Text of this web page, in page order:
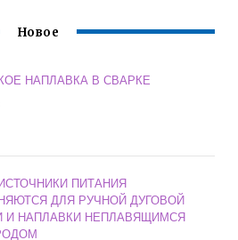
Новое
НАПЛАВКА В СВАРКЕ
ПИТАНИЯ
ДЛЯ РУЧНОЙ ДУГОВОЙ
И НАПЛАВКИ НЕПЛАВЯЩИМСЯ